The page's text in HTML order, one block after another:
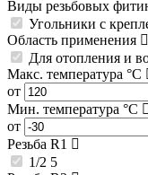
Виды резьбовых
Угольники с
Область применения
Для отопления и
Макс. температура °C
от
Мин. температура °C
от
Резьба R1
1/2 5